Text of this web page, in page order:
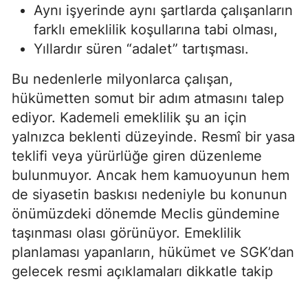
Aynı işyerinde aynı şartlarda çalışanların
farklı emeklilik koşullarına tabi olması,
Yıllardır süren “adalet” tartışması.
Bu nedenlerle milyonlarca çalışan,
hükümetten somut bir adım atmasını talep
ediyor. Kademeli emeklilik şu an için
yalnızca beklenti düzeyinde. Resmî bir yasa
teklifi veya yürürlüğe giren düzenleme
bulunmuyor. Ancak hem kamuoyunun hem
de siyasetin baskısı nedeniyle bu konunun
önümüzdeki dönemde Meclis gündemine
taşınması olası görünüyor. Emeklilik
planlaması yapanların, hükümet ve SGK’dan
gelecek resmi açıklamaları dikkatle takip